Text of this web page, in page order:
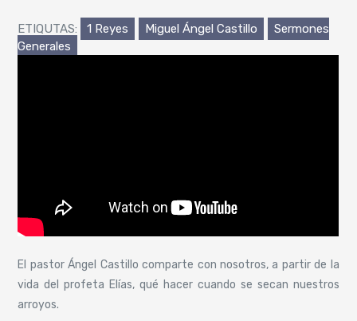
ETIQUTAS: 1 Reyes Miguel Ángel Castillo
Sermones
Generales
El pastor Ángel Castillo comparte con nosotros, a partir de la
vida del profeta Elías, qué hacer cuando se secan nuestros
arroyos.